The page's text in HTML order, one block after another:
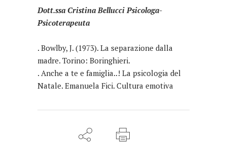
Dott.ssa Cristina Bellucci Psicologa-
Psicoterapeuta
. Bowlby, J. (1973). La separazione dalla
madre. Torino: Boringhieri.
. Anche a te e famiglia..! La psicologia del
Natale. Emanuela Fici. Cultura emotiva